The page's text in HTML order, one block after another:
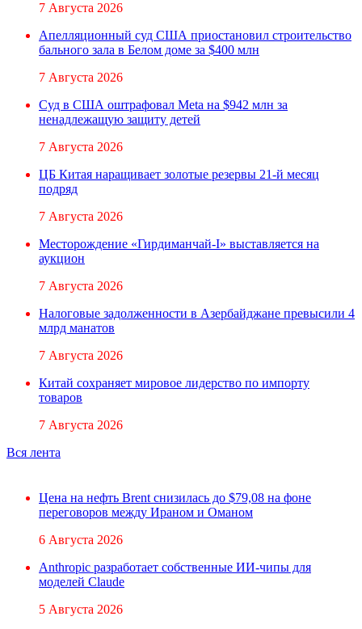
7 Августа 2026
Апелляционный суд США приостановил строительство
бального зала в Белом доме за $400 млн
7 Августа 2026
Суд в США оштрафовал Meta на $942 млн за
ненадлежащую защиту детей
7 Августа 2026
ЦБ Китая наращивает золотые резервы 21-й месяц
подряд
7 Августа 2026
Месторождение «Гирдиманчай-I» выставляется на
аукцион
7 Августа 2026
Налоговые задолженности в Азербайджане превысили 4
млрд манатов
7 Августа 2026
Китай сохраняет мировое лидерство по импорту
товаров
7 Августа 2026
Вся лента
Цена на нефть Brent снизилась до $79,08 на фоне
переговоров между Ираном и Оманом
6 Августа 2026
Anthropic разработает собственные ИИ-чипы для
моделей Claude
5 Августа 2026